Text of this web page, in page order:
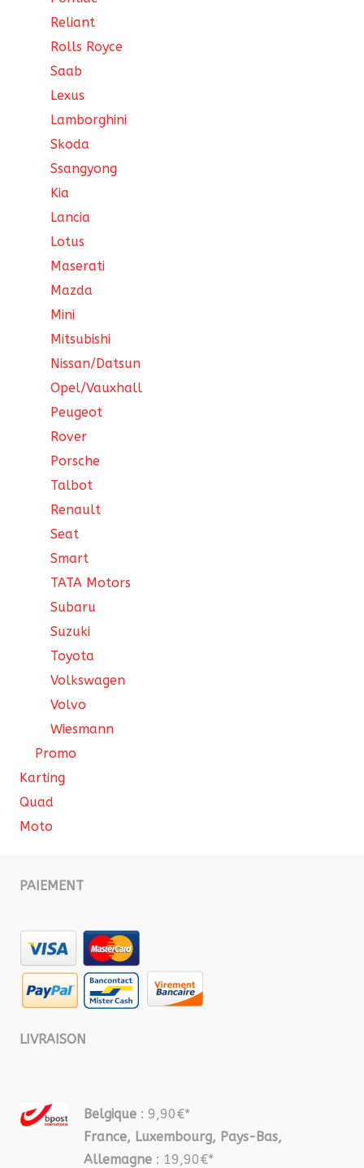
Reliant
Rolls Royce
Saab
Lexus
Lamborghini
Skoda
Ssangyong
Kia
Lancia
Lotus
Maserati
Mazda
Mini
Mitsubishi
Nissan/Datsun
Opel/Vauxhall
Peugeot
Rover
Porsche
Talbot
Renault
Seat
Smart
TATA Motors
Subaru
Suzuki
Toyota
Volkswagen
Volvo
Wiesmann
Promo
Karting
Quad
Moto
PAIEMENT
LIVRAISON
Belgique : 9,90€*
France, Luxembourg, Pays-Bas,
Allemagne : 19,90€*